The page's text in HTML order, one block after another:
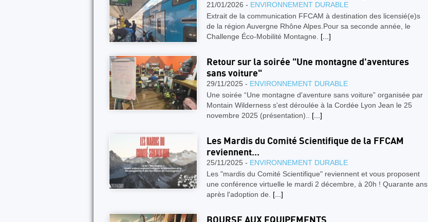
21/01/2026 - ENVIRONNEMENT DURABLE
Extrait de la communication FFCAM à destination des licensié(e)s
de la région Auvergne Rhône Alpes.Pour sa seconde année, le
Challenge Éco-Mobilité Montagne. [...]
Retour sur la soirée "Une montagne d'aventures
sans voiture"
29/11/2025 - ENVIRONNEMENT DURABLE
Une soirée “Une montagne d'aventure sans voiture” organisée par
Montain Wilderness s'est déroulée à la Cordée Lyon Jean le 25
novembre 2025 (présentation).. [...]
Les Mardis du Comité Scientifique de la FFCAM
reviennent...
25/11/2025 - ENVIRONNEMENT DURABLE
Les "mardis du Comité Scientifique" reviennent et vous proposent
une conférence virtuelle le mardi 2 décembre, à 20h ! Quarante ans
après l'adoption de. [...]